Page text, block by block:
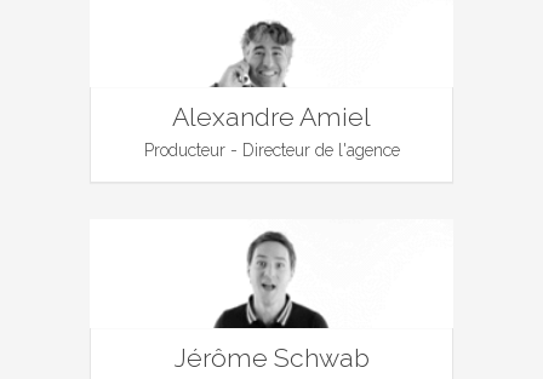
Alexandre Amiel
Producteur - Directeur de l'agence
Jérôme Schwab